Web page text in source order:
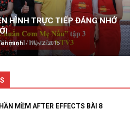
HÌNH TRỰC TIẾP ĐÁNG NHỚ
- May 2, 2015
MỀM AFTER EFFECTS BÀI 8